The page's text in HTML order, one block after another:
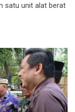
satu unit alat berat